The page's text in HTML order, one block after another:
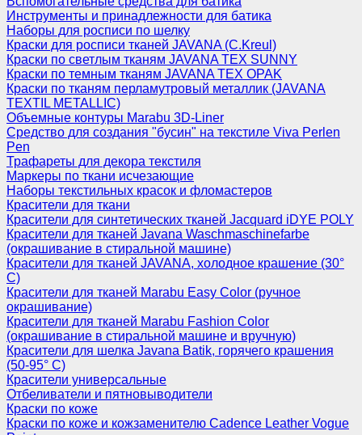
Инструменты и принадлежности для батика
Наборы для росписи по шелку
Краски для росписи тканей JAVANA (C.Kreul)
Краски по светлым тканям JAVANA TEX SUNNY
Краски по темным тканям JAVANA TEX OPAK
Краски по тканям перламутровый металлик (JAVANA
TEXTIL METALLIC)
Объемные контуры Marabu 3D-Liner
Средство для создания "бусин" на текстиле Viva Perlen
Pen
Трафареты для декора текстиля
Маркеры по ткани исчезающие
Наборы текстильных красок и фломастеров
Красители для ткани
Красители для синтетических тканей Jacquard iDYE POLY
Красители для тканей Javana Waschmaschinefarbe
(окрашивание в стиральной машине)
Красители для тканей JAVANA, холодное крашение (30°
С)
Красители для тканей Marabu Easy Color (ручное
окрашивание)
Красители для тканей Marabu Fashion Color
(окрашивание в стиральной машине и вручную)
Красители для шелка Javana Batik, горячего крашения
(50-95° С)
Красители универсальные
Отбеливатели и пятновыводители
Краски по коже
Краски по коже и кожзаменителю Cadence Leather Vogue